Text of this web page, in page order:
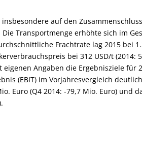
auf den
Transportmenge erhöhte sich im
Frachtrate lag 2015 bei
bei 312 USD/t (2014:
eigenen Angaben die Ergebnisziele für
(EBIT) im Vorjahresvergleich
Euro (Q4 2014: -79,7 Mio. Euro) und